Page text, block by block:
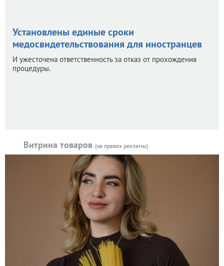
Установлены единые сроки
медосвидетельствования для иностранцев
И ужесточена ответственность за отказ от прохождения
процедуры.
Витрина товаров (на правах рекламы)